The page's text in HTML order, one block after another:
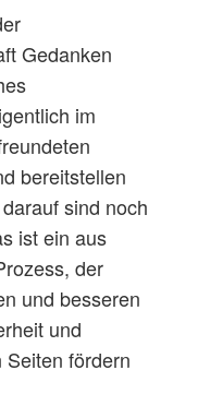
Gedanken
im
bereitstellen
sind noch
ist ein aus
der
und besseren
und
fördern